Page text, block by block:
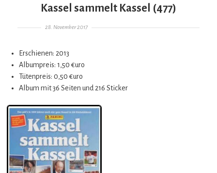
Kassel sammelt Kassel (477)
Gepostet am
28. November 2017
Erschienen: 2013
Albumpreis: 1,50 €uro
Tütenpreis: 0,50 €uro
Album mit 36 Seiten und 216 Sticker